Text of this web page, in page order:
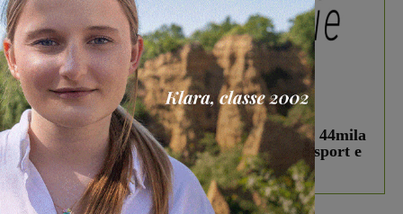
In vetrina 3 Agosto 2026
Estra Notizie agosto: Smart Cities, oltre 44mila
studenti coinvolti, torna il bando per lo sport e
debutta il podcast Estrair